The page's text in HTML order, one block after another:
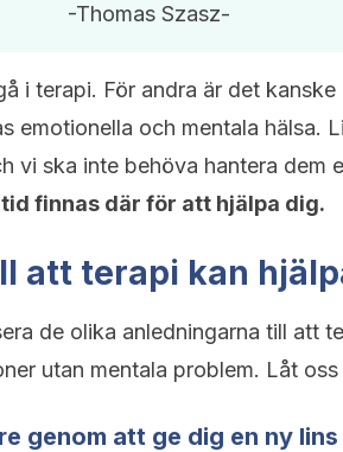
-Thomas Szasz-
i terapi. För andra är det
emotionella och mentala hälsa.
vi ska inte behöva hantera dem
finnas där för att hjälpa dig.
att terapi kan
de olika anledningarna till att
utan mentala problem. Låt
genom att ge dig en ny